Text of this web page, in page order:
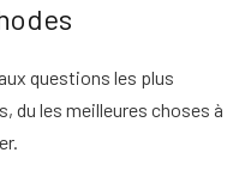
questions les plus
du les meilleures choses à